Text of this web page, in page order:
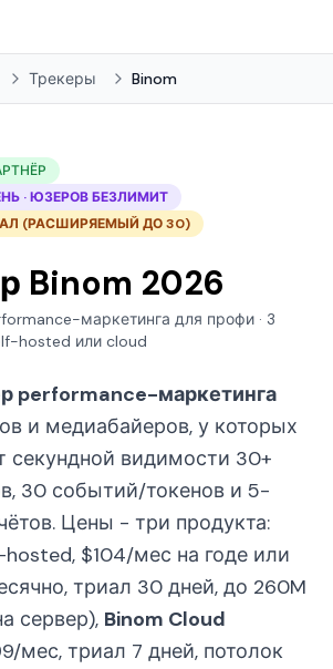
Трекеры Binom
· ЮЗЕРОВ БЕЗЛИМИТ
(РАСШИРЯЕМЫЙ ДО 30)
Binom 2026
маркетинга для профи · 3
hosted или cloud
performance-маркетинга
и медиабайеров, у которых
секундной видимости 30+
30 событий/токенов и 5-
Цены - три продукта:
$104/мес на годе или
триал 30 дней, до 260M
сервер), Binom Cloud
мес, триал 7 дней, потолок